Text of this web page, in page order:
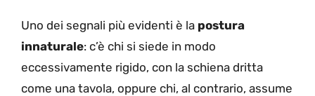
Uno dei segnali più evidenti è la postura
innaturale: c’è chi si siede in modo
eccessivamente rigido, con la schiena dritta
come una tavola, oppure chi, al contrario, assume